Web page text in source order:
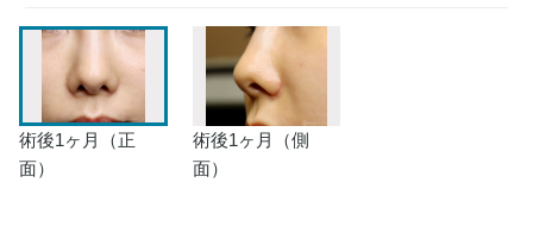
術後1ヶ月（正
面）
術後1ヶ月（側
面）